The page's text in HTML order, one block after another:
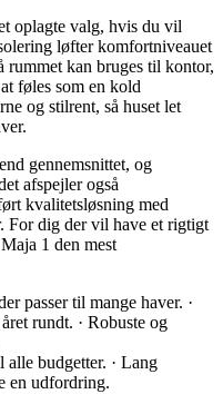
oplagte valg, hvis du vil
løfter komfortniveauet
rummet kan bruges til kontor,
føles som en kold
og stilrent, så huset let
gennemsnittet, og
afspejler også
kvalitetsløsning med
For dig der vil have et rigtigt
1 den mest
passer til mange haver. ·
rundt. · Robuste og
budgetter. · Lang
en udfordring.